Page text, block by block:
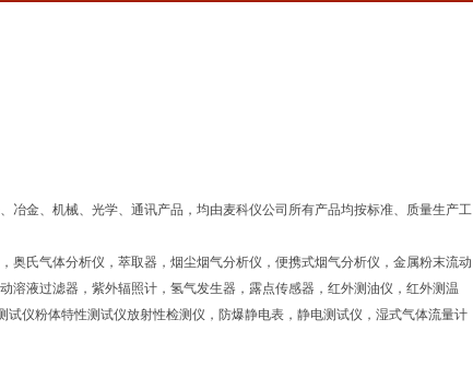
冶金、机械、光学、通讯产品，均由麦科仪公司所有产品均按标准、质量生产工
奥氏气体分析仪，萃取器，烟尘烟气分析仪，便携式烟气分析仪，金属粉末流动
溶液过滤器，紫外辐照计，氢气发生器，露点传感器，红外测油仪，红外测温
仪粉体特性测试仪放射性检测仪，防爆静电表，静电测试仪，湿式气体流量计